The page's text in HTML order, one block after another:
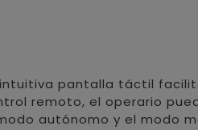
pantalla táctil
remoto, el operario
autónomo y el modo